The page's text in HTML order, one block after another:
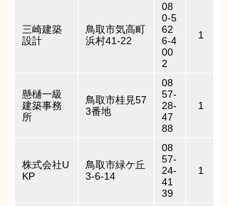
三崎建築
設計
鳥取市気高町
浜村41-22
08
0-5
62
6-4
00
2
1
懸樋一級
建築事務
所
鳥取市桂見57
3番地
08
57-
28-
47
88
1
株式会社U
KP
鳥取市緑ケ丘
3-6-14
08
57-
24-
41
39
1